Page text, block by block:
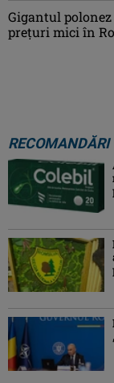
Gigantul polonez
prețuri mici în
RECOMANDĂRI